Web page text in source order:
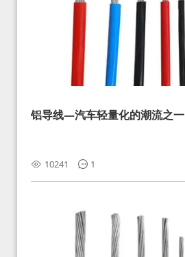
铝导线—汽车轻量化的潮流之一
10241 1